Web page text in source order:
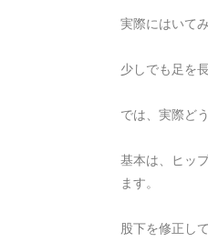
実際にはいて
少しでも足を
では、実際ど
基本は、ヒッ
ます。
股下を修正し